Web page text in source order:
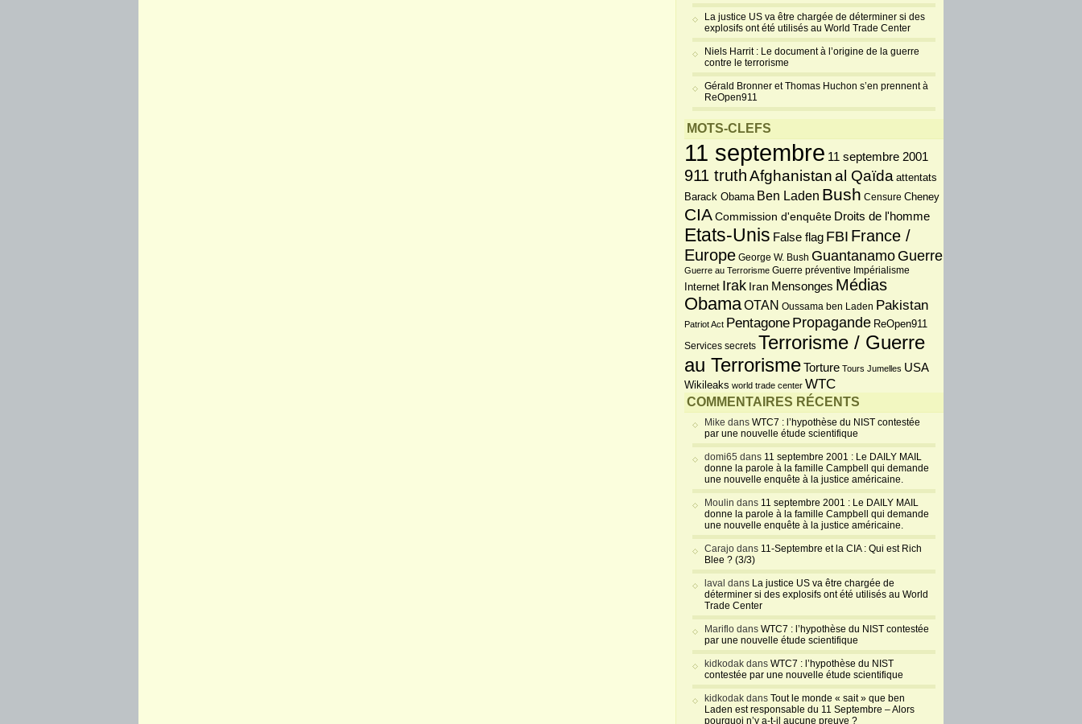
La justice US va être chargée de déterminer si des
explosifs ont été utilisés au World Trade Center
Niels Harrit : Le document à l’origine de la guerre
contre le terrorisme
Gérald Bronner et Thomas Huchon s’en prennent à
ReOpen911
MOTS-CLEFS
11 septembre 11 septembre 2001
911 truthAfghanistanal Qaïda attentats
Barack Obama Ben Laden Bush Censure Cheney
CIA Commission d'enquête Droits de l'homme
Etats-Unis False flag FBI France /
Europe George W. Bush Guantanamo Guerre
Guerre au Terrorisme Guerre préventive Impérialisme
Internet Irak Iran Mensonges Médias
ObamaOTAN Oussama ben Laden Pakistan
Patriot Act Pentagone Propagande ReOpen911
Services secrets Terrorisme / Guerre
au TerrorismeTorture Tours Jumelles USA
Wikileaks world trade center WTC
COMMENTAIRES RÉCENTS
Mike dans WTC7 : l’hypothèse du NIST contestée
par une nouvelle étude scientifique
domi65 dans 11 septembre 2001 : Le DAILY MAIL
donne la parole à la famille Campbell qui demande
une nouvelle enquête à la justice américaine.
Moulin dans 11 septembre 2001 : Le DAILY MAIL
donne la parole à la famille Campbell qui demande
une nouvelle enquête à la justice américaine.
Carajo dans 11-Septembre et la CIA : Qui est Rich
Blee ? (3/3)
laval dans La justice US va être chargée de
déterminer si des explosifs ont été utilisés au World
Trade Center
Mariflo dans WTC7 : l’hypothèse du NIST contestée
par une nouvelle étude scientifique
kidkodak dans WTC7 : l’hypothèse du NIST
contestée par une nouvelle étude scientifique
kidkodak dans Tout le monde « sait » que ben
Laden est responsable du 11 Septembre – Alors
pourquoi n’y a-t-il aucune preuve ?